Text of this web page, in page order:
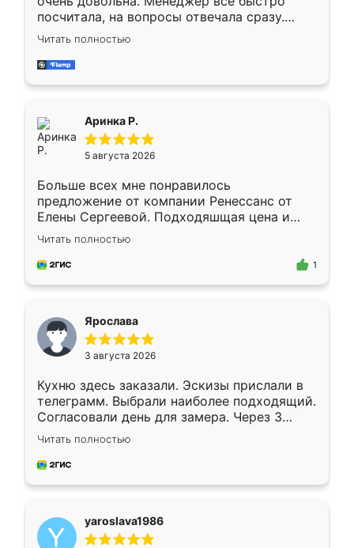
посчитала, на вопросы отвечала сразу.
Замерщик приехал в субботу, подошёл к
делу со всей ответственностью. Собрали
за день, ребята работали аккуратно, даже
Читать полностью
Аринка Р.
5 августа 2026
Больше всех мне понравилось
предложение от компании Ренессанс от
Елены Сергеевой. Подходяшщая цена и
короткие сроки изготовления. Приехавший
для замера сотрудник Владислав
предложил по моему эскизу самый
Читать полностью
1
Ярослава
3 августа 2026
Кухню здесь заказали. Эскизы прислали в
телеграмм. Выбрали наиболее подходящий.
Согласовали день для замера. Через 3
недели кухня была уже готова. Остались
довольны работой. Спасибо Ренессанс
мебель за качественную работу!
Читать полностью
yaroslava1986